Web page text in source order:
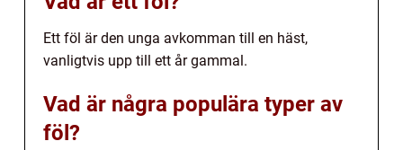
Ett föl är den unga avkomman till en häst,
vanligtvis upp till ett år gammal.
Vad är några populära typer av
föl?